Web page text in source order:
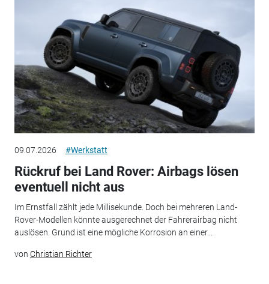
09.07.2026 #Werkstatt
Rückruf bei Land Rover: Airbags lösen
eventuell nicht aus
Im Ernstfall zählt jede Millisekunde. Doch bei mehreren Land-
Rover-Modellen könnte ausgerechnet der Fahrerairbag nicht
auslösen. Grund ist eine mögliche Korrosion an einer...
von Christian Richter